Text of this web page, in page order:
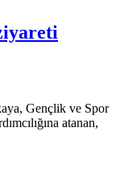
Gençlik ve Spor
atanan,